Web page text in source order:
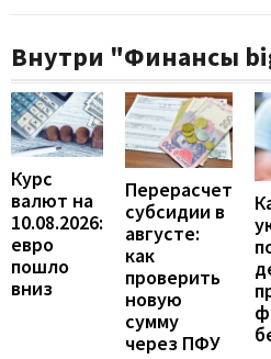
Внутри "Финансы
Курс
валют на
10.08.2026:
евро
пошло
вниз
Перерасчет
субсидии в
августе:
как
проверить
новую
сумму
через ПФУ